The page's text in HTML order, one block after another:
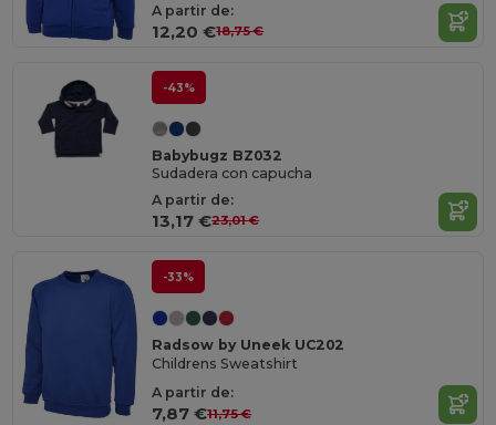
A partir de:
12,20 €18,75 €
-43%
Babybugz BZ032
Sudadera con capucha
A partir de:
13,17 €23,01 €
-33%
Radsow by Uneek UC202
Childrens Sweatshirt
A partir de:
7,87 €11,75 €